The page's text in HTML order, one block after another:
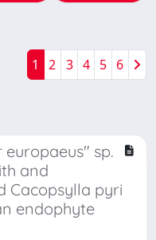
1 2 3 4 5 6
sp.
and
Cacopsylla pyri
endophyte